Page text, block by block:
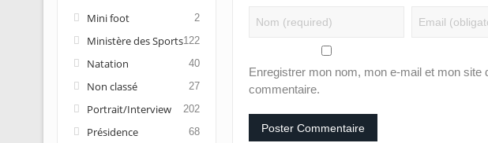
Enregistrer mon nom, mon e-mail et mon site
commentaire.
Mini foot 2
Ministère des Sports122
Natation 40
Non classé 27
Portrait/Interview 202
Présidence 68